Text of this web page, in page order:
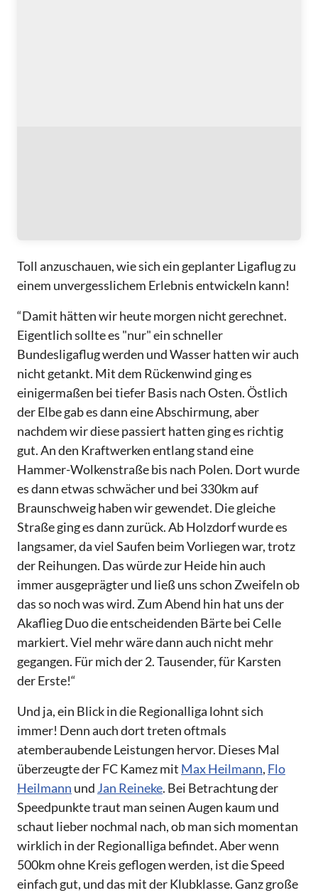
Toll anzuschauen, wie sich ein geplanter Ligaflug zu
einem unvergesslichem Erlebnis entwickeln kann!
“Damit hätten wir heute morgen nicht gerechnet.
Eigentlich sollte es "nur" ein schneller
Bundesligaflug werden und Wasser hatten wir auch
nicht getankt. Mit dem Rückenwind ging es
einigermaßen bei tiefer Basis nach Osten. Östlich
der Elbe gab es dann eine Abschirmung, aber
nachdem wir diese passiert hatten ging es richtig
gut. An den Kraftwerken entlang stand eine
Hammer-Wolkenstraße bis nach Polen. Dort wurde
es dann etwas schwächer und bei 330km auf
Braunschweig haben wir gewendet. Die gleiche
Straße ging es dann zurück. Ab Holzdorf wurde es
langsamer, da viel Saufen beim Vorliegen war, trotz
der Reihungen. Das würde zur Heide hin auch
immer ausgeprägter und ließ uns schon Zweifeln ob
das so noch was wird. Zum Abend hin hat uns der
Akaflieg Duo die entscheidenden Bärte bei Celle
markiert. Viel mehr wäre dann auch nicht mehr
gegangen. Für mich der 2. Tausender, für Karsten
der Erste!“
Und ja, ein Blick in die Regionalliga lohnt sich
immer! Denn auch dort treten oftmals
atemberaubende Leistungen hervor. Dieses Mal
überzeugte der FC Kamez mit Max Heilmann, Flo
Heilmann und Jan Reineke. Bei Betrachtung der
Speedpunkte traut man seinen Augen kaum und
schaut lieber nochmal nach, ob man sich momentan
wirklich in der Regionalliga befindet. Aber wenn
500km ohne Kreis geflogen werden, ist die Speed
einfach gut, und das mit der Klubklasse. Ganz große